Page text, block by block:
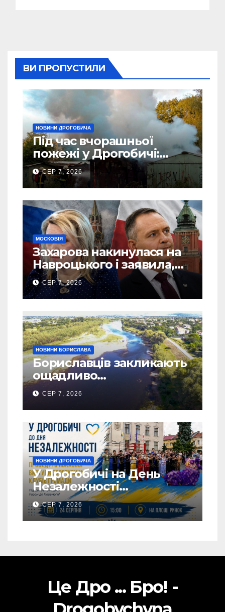
ВИ ПРОПУСТИЛИ
НОВИНИ ДРОГОБИЧА
Під час вчорашньої
пожежі у Дрогобичі:
“врятовано” 4 гаражі
(Відео)
СЕР 7, 2026
МОСКОВІЯ
Захарова накинулася на
Навроцького і заявила,
що Польща зобов’язана
існуванням Сталіну
СЕР 7, 2026
НОВИНИ БОРИСЛАВА
Бориславців закликають
ощадливо
використовувати воду
СЕР 7, 2026
НОВИНИ ДРОГОБИЧА
У Дрогобичі на День
Незалежності
виступатимуть спортивні
клубів громадии
СЕР 7, 2026
Це Дро ... Бро! -